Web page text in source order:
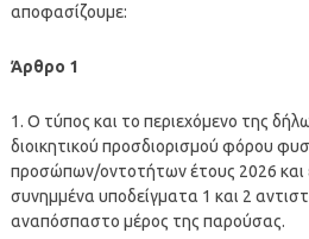
αποφασίζουμε:
Άρθρο 1
1. Ο τύπος και το περιεχόμενο της
διοικητικού προσδιορισμού φόρου
προσώπων/οντοτήτων έτους 2026 και
συνημμένα υποδείγματα 1 και 2
αναπόσπαστο μέρος της παρούσας.